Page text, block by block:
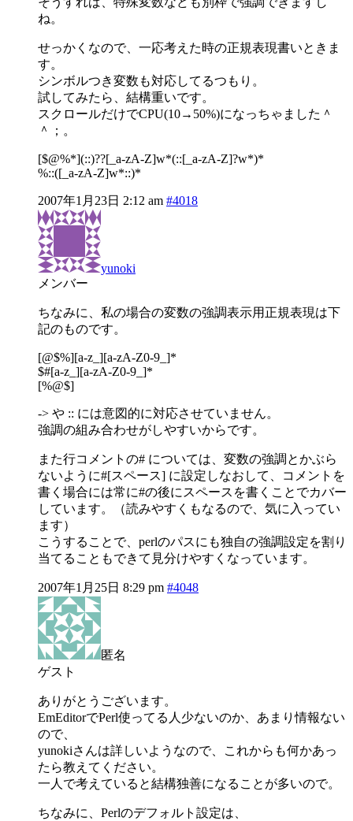
ね。
せっかくなので、一応考えた時の正規表現書いときま
す。
シンボルつき変数も対応してるつもり。
試してみたら、結構重いです。
スクロールだけでCPU(10→50%)になっちゃました＾
＾；。
[$@%*](::)??[_a-zA-Z]w*(::[_a-zA-Z]?w*)*
%::([_a-zA-Z]w*::)*
2007年1月23日 2:12 am #4018
yunoki
メンバー
ちなみに、私の場合の変数の強調表示用正規表現は下
記のものです。
[@$%][a-z_][a-zA-Z0-9_]*
$#[a-z_][a-zA-Z0-9_]*
[%@$]
-> や :: には意図的に対応させていません。
強調の組み合わせがしやすいからです。
また行コメントの# については、変数の強調とかぶら
ないように#[スペース] に設定しなおして、コメントを
書く場合には常に#の後にスペースを書くことでカバー
しています。（読みやすくもなるので、気に入ってい
ます）
こうすることで、perlのパスにも独自の強調設定を割り
当てることもできて見分けやすくなっています。
2007年1月25日 8:29 pm #4048
匿名
ゲスト
ありがとうございます。
EmEditorでPerl使ってる人少ないのか、あまり情報ない
ので、
yunokiさんは詳しいようなので、これからも何かあっ
たら教えてください。
一人で考えていると結構独善になることが多いので。
ちなみに、Perlのデフォルト設定は、